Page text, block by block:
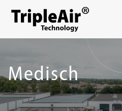
Medisch